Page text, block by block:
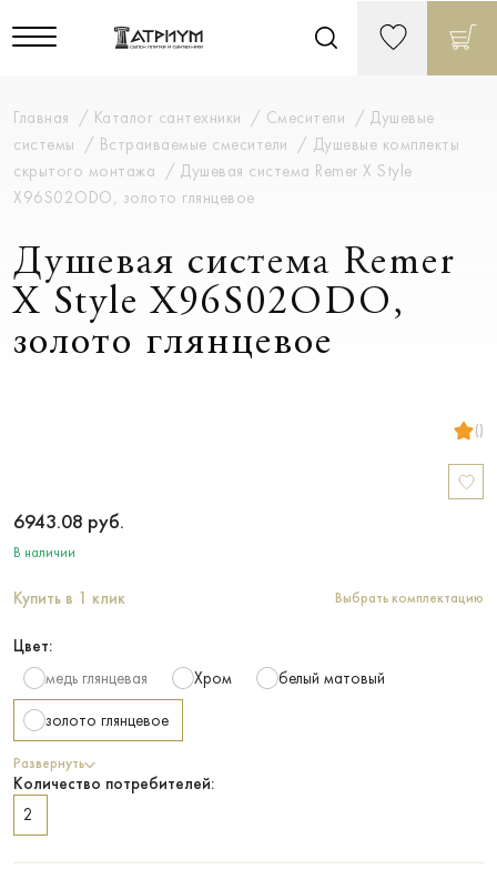
Главная Каталог сантехники Смесители
Душевые
системы
Встраиваемые смесители
Душевые комплекты
скрытого монтажа
Душевая система Remer X Style
X96S02ODO, золото глянцевое
Душевая система Remer
X Style X96S02ODO,
золото глянцевое
()
6943.08 руб.
В наличии
Купить в 1 клик Выбрать комплектацию
Цвет:
медь глянцевая
Хром белый матовый
золото глянцевое
Развернуть
Количество потребителей:
2